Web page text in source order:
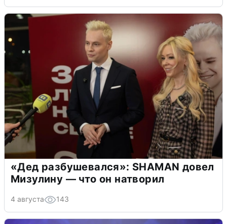
«Дед разбушевался»: SHAMAN довел
Мизулину — что он натворил
4 августа 143